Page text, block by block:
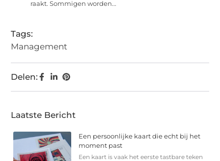
raakt. Sommigen worden...
Tags:
Management
Delen:
Laatste Bericht
Een persoonlijke kaart die echt bij het
moment past
Een kaart is vaak het eerste tastbare teken